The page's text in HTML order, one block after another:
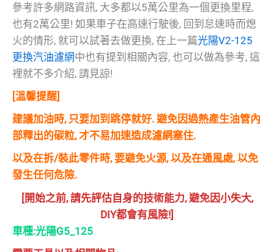
參考許多網路資訊, 大多都以5萬公里為一個更換里程,
也有2萬公里! 如果車子在高速行駛後, 回到怠速時而熄
火的情形, 就可以試著去做更換, 在上一篇光陽V2-125
更換汽油濾網中也有提到相關內容, 也可以做為參考, 這
裡就不多介紹, 請見諒!
[溫馨提醒]
建議加油時, 只要加到跳停就好. 避免因過熱產生油管內
部釋出的碳粒, 才不易加速造成濾網塞住.
以及在拆/裝此零件時, 要避免火源, 以及在通風處, 以免
發生任何危險.
[開始之前, 請先評估自身的技術能力, 避免因小失大,
DIY都會有風險!]
車種:光陽G5_125